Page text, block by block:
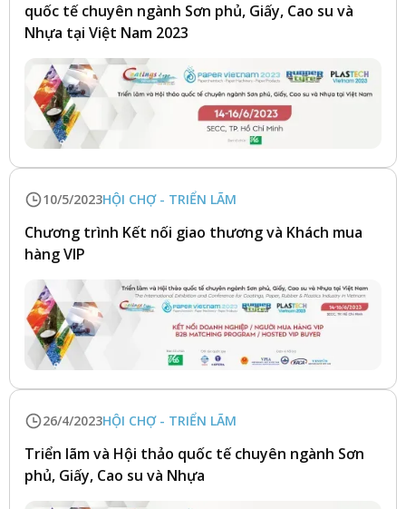
quốc tế chuyên ngành Sơn phủ, Giấy, Cao su và
Nhựa tại Việt Nam 2023
10/5/2023HỘI CHỢ - TRIỂN LÃM
Chương trình Kết nối giao thương và Khách mua
hàng VIP
26/4/2023HỘI CHỢ - TRIỂN LÃM
Triển lãm và Hội thảo quốc tế chuyên ngành Sơn
phủ, Giấy, Cao su và Nhựa